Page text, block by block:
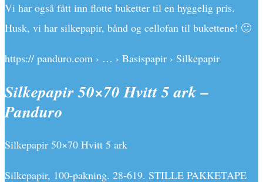
Vi har også fått inn flotte buketter til en hyggelig pris.
Husk, vi har silkepapir, bånd og cellofan til bukettene! 🙂
https:// panduro.com › … › Basispapir › Silkepapir
Silkepapir 50×70 Hvitt 5 ark –
Panduro
Silkepapir 50×70 Hvitt 5 ark
Silkepapir, 100-pakning. 28-619. STILLE PAKKETAPE